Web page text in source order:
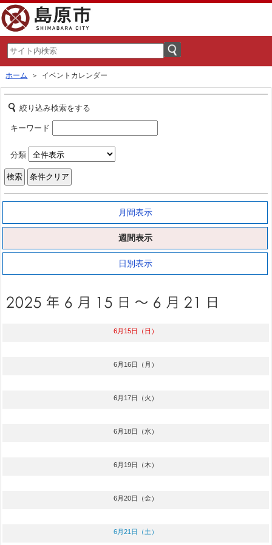
ホーム ＞ イベントカレンダー
絞り込み検索をする
キーワード
分類
月間表示
週間表示
日別表示
6月15日（日）
6月16日（月）
6月17日（火）
6月18日（水）
6月19日（木）
6月20日（金）
6月21日（土）